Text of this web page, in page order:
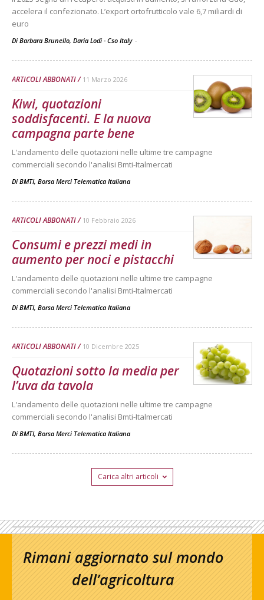
accelera il confezionato. L’export ortofrutticolo vale 6,7 miliardi di
euro
Di Barbara Brunello, Daria Lodi - Cso Italy -
ARTICOLI ABBONATI 11 Marzo 2026
Kiwi, quotazioni
soddisfacenti. E la nuova
campagna parte bene
L'andamento delle quotazioni nelle ultime tre campagne
commerciali secondo l'analisi Bmti-Italmercati
Di BMTI, Borsa Merci Telematica Italiana
ARTICOLI ABBONATI 10 Febbraio 2026
Consumi e prezzi medi in
aumento per noci e pistacchi
L'andamento delle quotazioni nelle ultime tre campagne
commerciali secondo l'analisi Bmti-Italmercati
Di BMTI, Borsa Merci Telematica Italiana
ARTICOLI ABBONATI 10 Dicembre 2025
Quotazioni sotto la media per
l’uva da tavola
L'andamento delle quotazioni nelle ultime tre campagne
commerciali secondo l'analisi Bmti-Italmercati
Di BMTI, Borsa Merci Telematica Italiana
Carica altri articoli
Rimani aggiornato sul mondo
dell’agricoltura